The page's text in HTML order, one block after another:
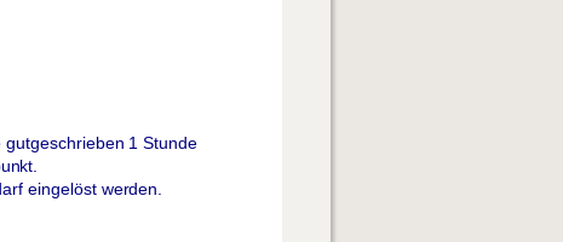
gutgeschrieben 1Stunde
eingelöst werden.